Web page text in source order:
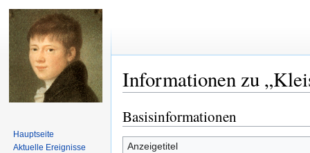
Informationen zu
Zur
Navigation
springen
Zur
Suche
springen
Basisinformationen
Anzeigetitel
Hauptseite
Aktuelle Ereignisse